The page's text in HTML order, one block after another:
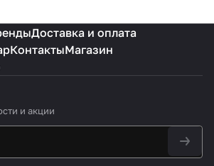
Доставка и оплата
КонтактыМагазин
и акции